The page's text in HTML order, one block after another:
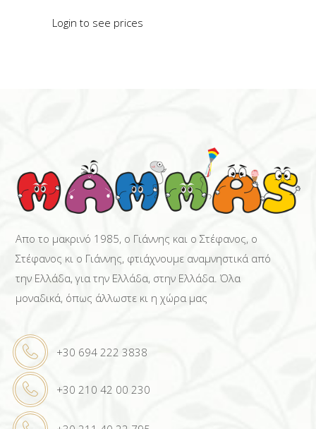
READ MORE
Login to see prices
Απο το μακρινό 1985, ο Γιάννης και ο Στέφανος, ο
Στέφανος κι ο Γιάννης, φτιάχνουμε αναμνηστικά από
την Ελλάδα, για την Ελλάδα, στην Ελλάδα. Όλα
μοναδικά, όπως άλλωστε κι η χώρα μας
+30 694 222 3838
+30 210 42 00 230